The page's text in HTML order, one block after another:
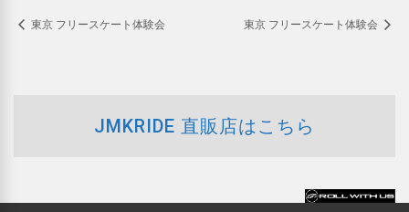
東京 フリースケート体験会 東京 フリースケート体験会
JMKRIDE 直販店はこちら